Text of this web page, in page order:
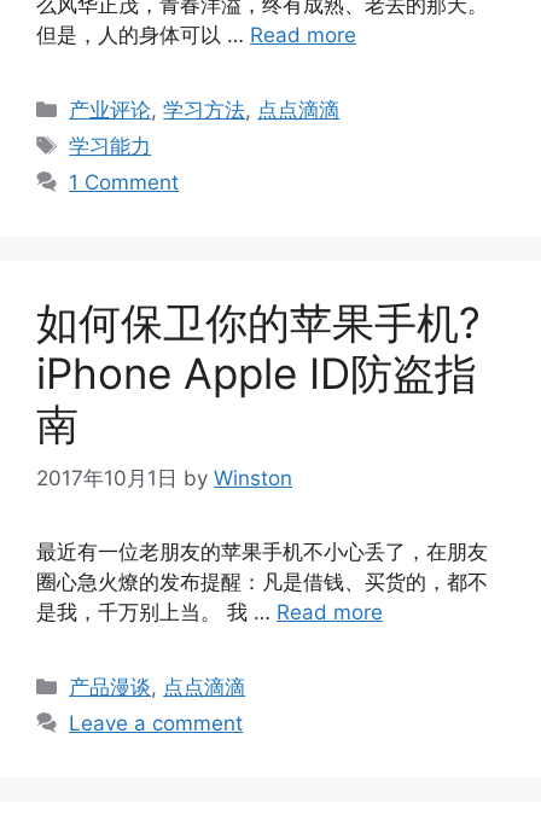
么风华正茂，青春洋溢，终有成熟、老去的那天。
但是，人的身体可以 … Read more
Categories
产业评论,学习方法, 点点滴滴
Tags
学习能力
1 Comment
如何保卫你的苹果手机?
iPhone Apple ID防盗指
南
2017年10月1日 by Winston
最近有一位老朋友的苹果手机不小心丢了，在朋友
圈心急火燎的发布提醒：凡是借钱、买货的，都不
是我，千万别上当。 我 … Read more
Categories
产品漫谈, 点点滴滴
Leave a comment